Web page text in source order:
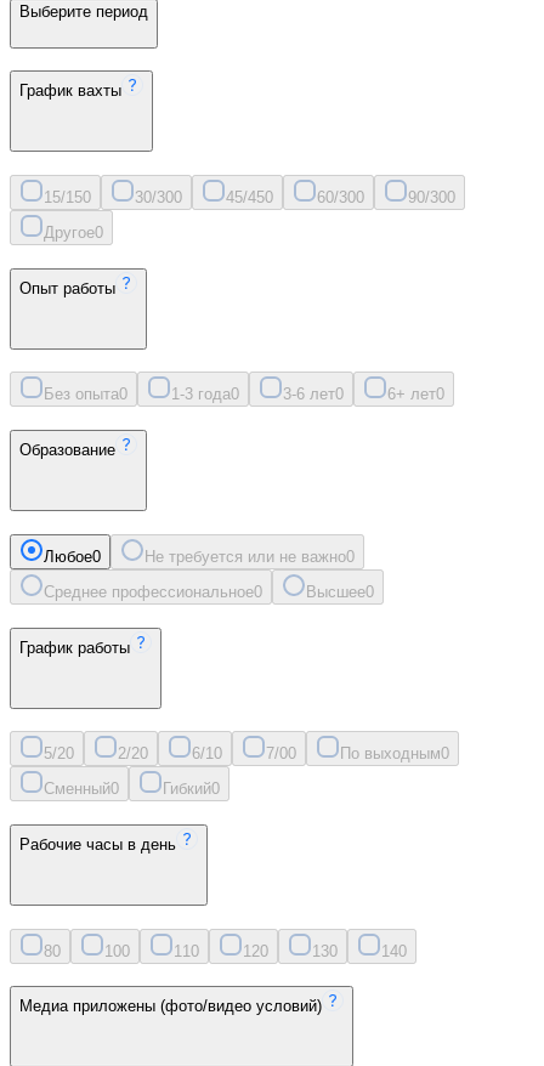
Выберите период
График вахты
15/150 30/300 45/450 60/300 90/300
Другое0
Опыт работы
Без опыта0 1-3 года0 3-6 лет0 6+ лет0
Образование
Любое0 Не требуется или не важно0
Среднее профессиональное0 Высшее0
График работы
5/20 2/20 6/10 7/00 По выходным0
Сменный0 Гибкий0
Рабочие часы в день
80 100 11 0 120 130 140
Медиа приложены (фото/видео условий)